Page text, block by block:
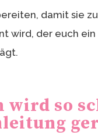
damit sie
wird, der euch ein
wird so